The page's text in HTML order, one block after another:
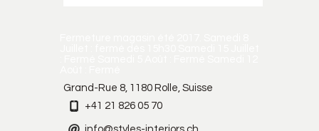
Grand-Rue 8, 1180 Rolle, Suisse
+41 21 826 05 70